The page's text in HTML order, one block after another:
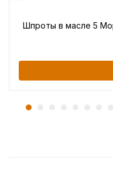
Шпроты в масле 5